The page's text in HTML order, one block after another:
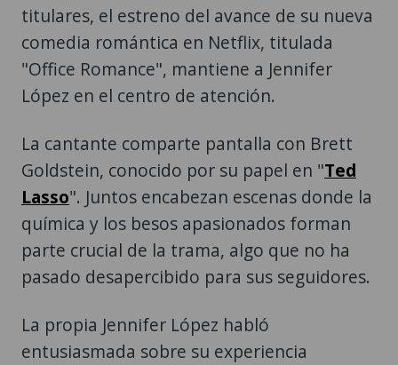
titulares, el estreno del avance de su nueva
comedia romántica en Netflix, titulada
"Office Romance", mantiene a Jennifer
López en el centro de atención.
La cantante comparte pantalla con Brett
Goldstein, conocido por su papel en "Ted
Lasso". Juntos encabezan escenas donde la
química y los besos apasionados forman
parte crucial de la trama, algo que no ha
pasado desapercibido para sus seguidores.
La propia Jennifer López habló
entusiasmada sobre su experiencia